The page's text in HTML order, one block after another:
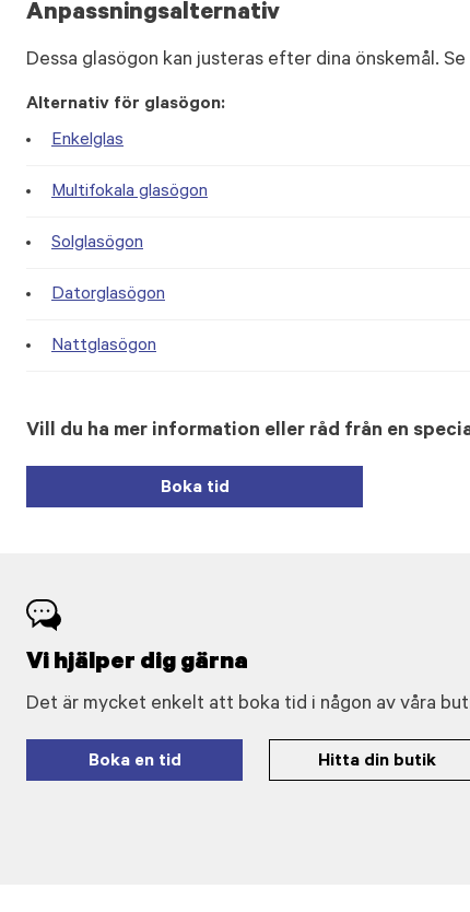
Anpassningsalternativ
Dessa glasögon kan justeras efter dina önskemål.
Alternativ för glasögon:
Enkelglas
Multifokala glasögon
Solglasögon
Datorglasögon
Nattglasögon
Vill du ha mer information eller råd från en
Boka tid
Vi hjälper dig gärna
Det är mycket enkelt att boka tid i någon av våra
Boka en tid Hitta din butik